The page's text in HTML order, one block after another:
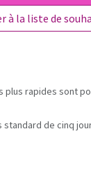
à la liste de
plus rapides sont
standard de cinq